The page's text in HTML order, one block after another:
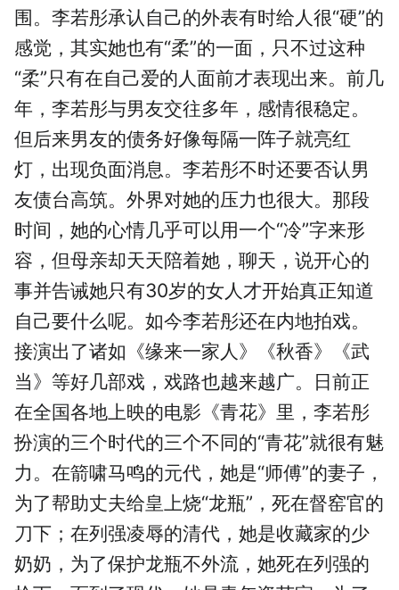
围。李若彤承认自己的外表有时给人很“硬”的
感觉，其实她也有“柔”的一面，只不过这种
“柔”只有在自己爱的人面前才表现出来。前几
年，李若彤与男友交往多年，感情很稳定。
但后来男友的债务好像每隔一阵子就亮红
灯，出现负面消息。李若彤不时还要否认男
友债台高筑。外界对她的压力也很大。那段
时间，她的心情几乎可以用一个“冷”字来形
容，但母亲却天天陪着她，聊天，说开心的
事并告诫她只有30岁的女人才开始真正知道
自己要什么呢。如今李若彤还在内地拍戏。
接演出了诸如《缘来一家人》《秋香》《武
当》等好几部戏，戏路也越来越广。日前正
在全国各地上映的电影《青花》里，李若彤
扮演的三个时代的三个不同的“青花”就很有魅
力。在箭啸马鸣的元代，她是“师傅”的妻子，
为了帮助丈夫给皇上烧“龙瓶”，死在督窑官的
刀下；在列强凌辱的清代，她是收藏家的少
奶奶，为了保护龙瓶不外流，她死在列强的